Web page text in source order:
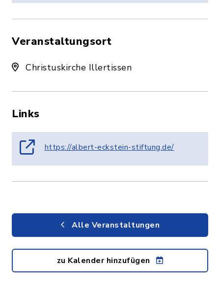
Veranstaltungsort
Christuskirche Illertissen
Links
https://albert-eckstein-stiftung.de/
Alle Veranstaltungen
zu Kalender hinzufügen